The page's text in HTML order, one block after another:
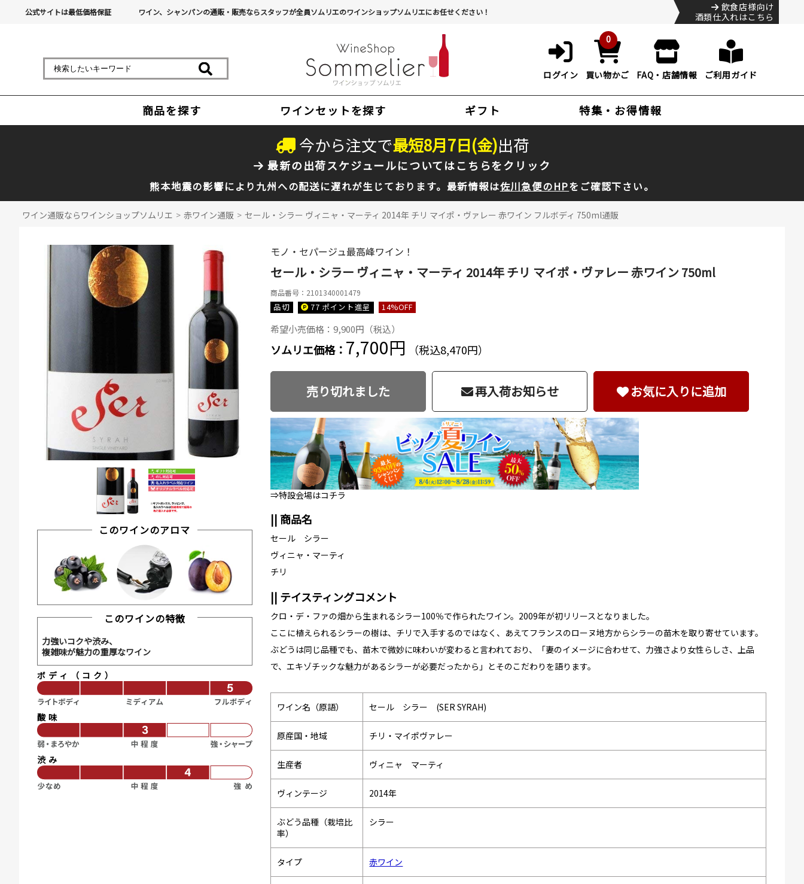
公式サイトは最低価格保証 ワイン、シャンパンの通販・販売ならスタッフが全員ソムリエのワインショップソムリエにお任せください！
飲食店様向け
酒類仕入れはこちら
ログイン
0
買い物かご FAQ・店舗情報 ご利用ガイド
商品を探す ワインセットを探す ギフト 特集・お得情報
今から注文で最短8月7日(金)出荷
最新の出荷スケジュールについてはこちらをクリック
熊本地震の影響により九州への配送に遅れが生じております。最新情報は佐川急便のHPをご確認下さい。
ワイン通販ならワインショップソムリエ > 赤ワイン通販 > セール・シラー ヴィニャ・マーティ 2014年 チリ マイポ・ヴァレー 赤ワイン フルボディ 750ml通販
このワインのアロマ
このワインの特徴
力強いコクや渋み、
複雑味が魅力の重厚なワイン
ボディ（コク）
酸味
渋み
モノ・セパージュ最高峰ワイン！
セール・シラー ヴィニャ・マーティ 2014年 チリ マイポ・ヴァレー 赤ワイン 750ml
商品番号：2101340001479
品切 77 ポイント進呈 14%OFF
希望小売価格：9,900円（税込）
ソムリエ価格： 7,700円 （税込8,470円）
売り切れました 再入荷お知らせ お気に入りに追加
⇒特設会場はコチラ
|| 商品名
セール シラー
ヴィニャ・マーティ
チリ
|| テイスティングコメント
クロ・デ・ファの畑から生まれるシラー100％で作られたワイン。2009年が初リリースとなりました。
ここに植えられるシラーの樹は、チリで入手するのではなく、あえてフランスのローヌ地方からシラーの苗木を取り寄せています。
ぶどうは同じ品種でも、苗木で微妙に味わいが変わると言われており、「妻のイメージに合わせて、力強さより女性らしさ、上品
で、エキゾチックな魅力があるシラーが必要だったから」とそのこだわりを語ります。
ワイン名（原語） セール シラー (SER SYRAH)
原産国・地域 チリ・マイポヴァレー
生産者 ヴィニャ マーティ
ヴィンテージ 2014年
ぶどう品種（栽培比
率）
シラー
タイプ 赤ワイン